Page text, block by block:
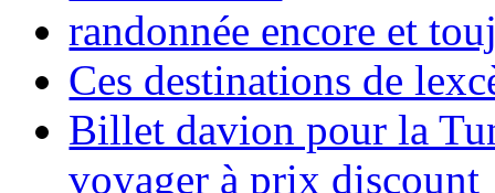
randonnée encore et
Ces destinations de
Billet davion pour la
voyager à prix discount